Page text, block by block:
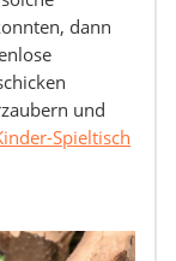
dann
und
Spieltisch